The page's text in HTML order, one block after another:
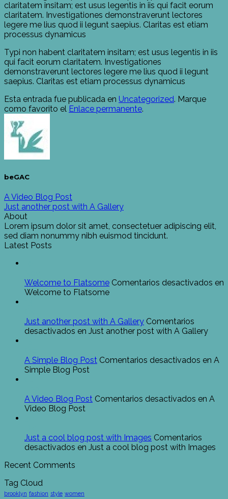
claritatem insitam; est usus legentis in iis qui facit eorum
claritatem. Investigationes demonstraverunt lectores
legere me lius quod ii legunt saepius. Claritas est etiam
processus dynamicus
Typi non habent claritatem insitam; est usus legentis in iis
qui facit eorum claritatem. Investigationes
demonstraverunt lectores legere me lius quod ii legunt
saepius. Claritas est etiam processus dynamicus
Esta entrada fue publicada en Uncategorized. Marque
como favorito el Enlace permanente.
beGAC
A Video Blog Post
Just another post with A Gallery
About
Lorem ipsum dolor sit amet, consectetuer adipiscing elit,
sed diam nonummy nibh euismod tincidunt.
Latest Posts
Welcome to Flatsome Comentarios desactivados en
Welcome to Flatsome
Just another post with A Gallery Comentarios
desactivados en Just another post with A Gallery
A Simple Blog Post Comentarios desactivados en A
Simple Blog Post
A Video Blog Post Comentarios desactivados en A
Video Blog Post
Just a cool blog post with Images Comentarios
desactivados en Just a cool blog post with Images
Recent Comments
Tag Cloud
brooklyn fashion style women